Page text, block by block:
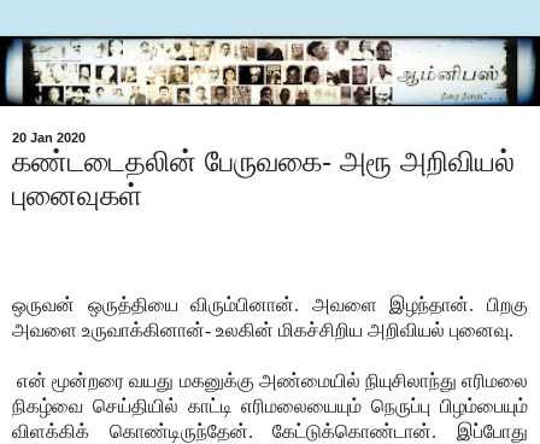
20 Jan 2020
கண்டடைதலின் பேருவகை- அரூ அறிவியல்
புனைவுகள்
ஒருவன் ஒருத்தியை விரும்பினான். அவளை இழந்தான். பிறகு
அவளை உருவாக்கினான்- உலகின் மிகச்சிறிய அறிவியல் புனைவு.
என் மூன்றரை வயது மகனுக்கு அண்மையில் நியுசிலாந்து எரிமலை
நிகழ்வை செய்தியில் காட்டி எரிமலையையும் நெருப்பு பிழம்பையும்
விளக்கிக் கொண்டிருந்தேன். கேட்டுக்கொண்டான். இப்போது